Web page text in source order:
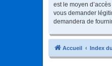
est le moyen
vous demander
demandera de
Accueil Index